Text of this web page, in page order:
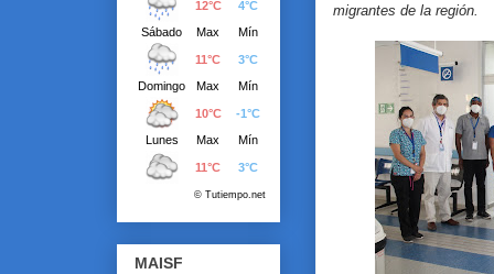
migrantes de la región.
MAISF